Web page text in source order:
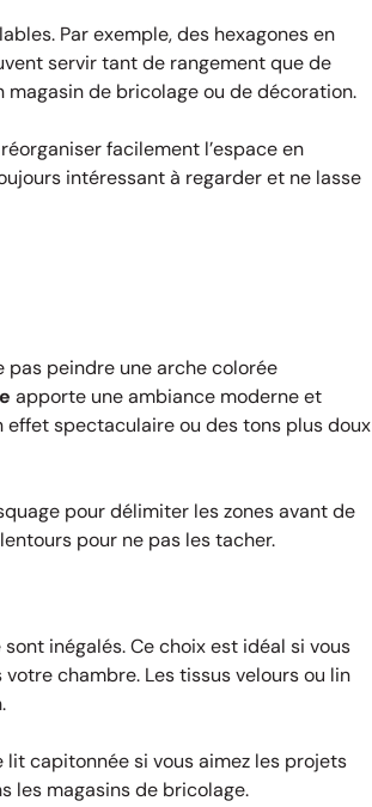
Par exemple, des hexagones en
servir tant de rangement que de
de bricolage ou de décoration.
facilement l’espace en
intéressant à regarder et ne lasse
peindre une arche colorée
apporte une ambiance moderne et
spectaculaire ou des tons plus doux
pour délimiter les zones avant de
pour ne pas les tacher.
inégalés. Ce choix est idéal si vous
chambre. Les tissus velours ou lin
capitonnée si vous aimez les projets
les magasins de bricolage.